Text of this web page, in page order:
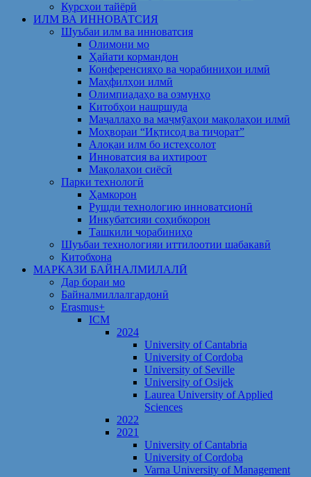
Курсҳои тайёрӣ
ИЛМ ВА ИННОВАТСИЯ
Шуъбаи илм ва инноватсия
Олимони мо
Ҳайати кормандон
Конференсияҳо ва чорабиниҳои илмӣ
Маҳфилҳои илмӣ
Олимпиадаҳо ва озмунҳо
Китобҳои нашршуда
Маҷаллаҳо ва маҷмӯаҳои мақолаҳои илмӣ
Моҳвораи “Иқтисод ва тиҷорат”
Алоқаи илм бо истеҳсолот
Инноватсия ва ихтироот
Мақолаҳои сиёсӣ
Парки технологӣ
Ҳамкорон
Рушди технологию инноватсионӣ
Инкубатсияи соҳибкорон
Ташкили чорабиниҳо
Шуъбаи технологияи иттилоотии шабакавӣ
Китобхона
МАРКАЗИ БАЙНАЛМИЛАЛӢ
Дар бораи мо
Байналмиллалгардонӣ
Erasmus+
ICM
2024
University of Cantabria
University of Cordoba
University of Seville
University of Osijek
Laurea University of Applied
Sciences
2022
2021
University of Cantabria
University of Cordoba
Varna University of Management